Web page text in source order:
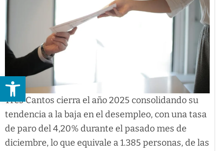
Abrir barra de herramientas
Tres Cantos cierra el año 2025 consolidando su
tendencia a la baja en el desempleo, con una tasa
de paro del 4,20% durante el pasado mes de
diciembre, lo que equivale a 1.385 personas, de las